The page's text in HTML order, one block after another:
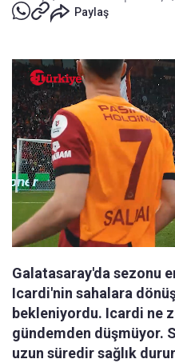
Paylaş
Galatasaray'da sezonu
Icardi'nin sahalara
bekleniyordu. Icardi ne
gündemden düşmüyor.
uzun süredir sağlık